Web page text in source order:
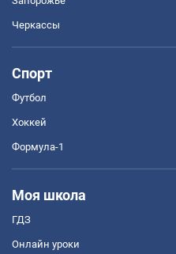
Черкассы
Спорт
Футбол
Хоккей
Формула-1
Моя школа
ГДЗ
Онлайн уроки